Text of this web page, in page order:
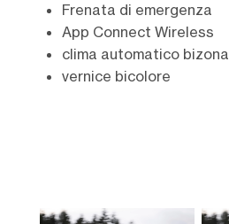
Frenata di emergenza
App Connect Wireless
clima automatico bizona
vernice bicolore